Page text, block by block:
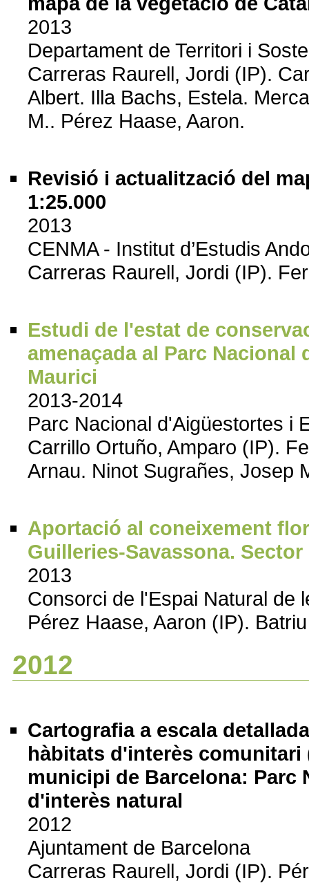
2013
Departament de Territori i
Carreras Raurell, Jordi (IP).
Albert. Illa Bachs, Estela.
M.. Pérez Haase, Aaron.
Revisió i actualització del
1:25.000
2013
CENMA - Institut d’Estudis
Carreras Raurell, Jordi (IP).
Estudi de l'estat de
amenaçada al Parc
Maurici
2013-2014
Parc Nacional d'Aigüestortes i
Carrillo Ortuño, Amparo (IP).
Arnau. Ninot Sugrañes, Josep
Aportació al coneixement
Guilleries-Savassona.
2013
Consorci de l'Espai Natural de
Pérez Haase, Aaron (IP).
2012
Cartografia a escala
hàbitats d'interès comunitari
municipi de Barcelona: Parc
d'interès natural
2012
Ajuntament de Barcelona
Carreras Raurell, Jordi (IP).